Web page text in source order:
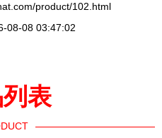
product/102.html
08-08 03:47:02
表